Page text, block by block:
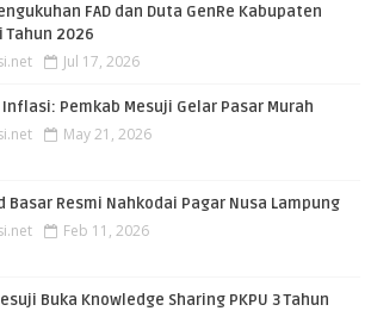
FAD dan Duta GenRe Kabupaten
Tahun 2026
Jul 17, 2026
Inflasi: Pemkab Mesuji Gelar Pasar Murah
May 21, 2026
Basar Resmi Nahkodai Pagar Nusa Lampung
Feb 11, 2026
Buka Knowledge Sharing PKPU 3 Tahun